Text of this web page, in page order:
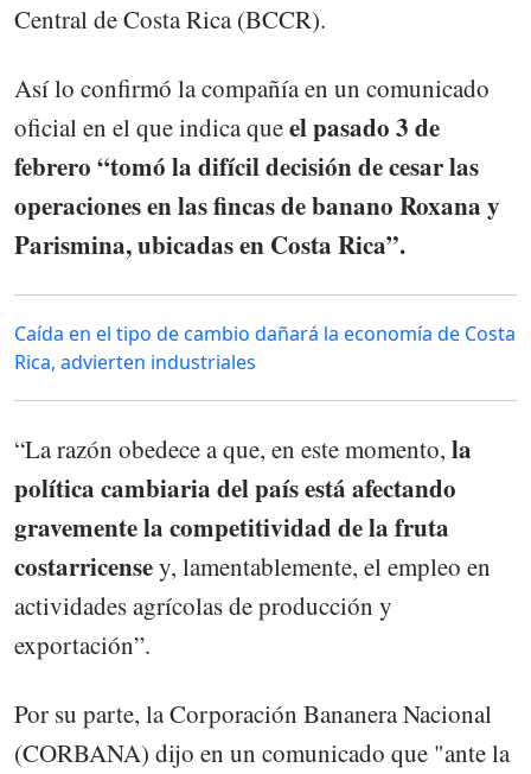
Central de Costa Rica (BCCR).
Así lo confirmó la compañía en un comunicado
oficial en el que indica queel pasado 3 de
febrero “tomó la difícil decisión de cesar las
operaciones en las fincas de banano Roxana y
Parismina, ubicadas en Costa Rica”.
Caída en el tipo de cambio dañará la economía de Costa
Rica, advierten industriales
“La razón obedece a que, en este momento, la
política cambiaria del país está afectando
gravemente la competitividad de la fruta
costarricensey, lamentablemente, el empleo en
actividades agrícolas de producción y
exportación”.
Por su parte, la Corporación Bananera Nacional
(CORBANA) dijo en un comunicado que "ante la